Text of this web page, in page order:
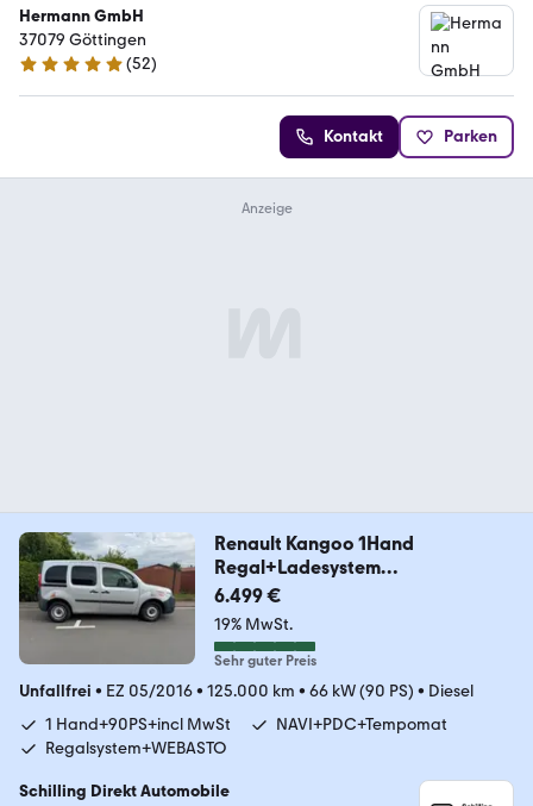
Hermann GmbH
37079 Göttingen
4.8 Sterne
(52)
Kontakt Parken
Renault Kangoo 1Hand
Regal+Ladesystem
NAVI+PDC+Fenster
6.499 €
19% MwSt.
Sehr guter Preis
Unfallfrei • EZ 05/2016• 125.000 km • 66 kW (90 PS) • Diesel
1 Hand+90PS+incl MwSt
NAVI+PDC+Tempomat
Regalsystem+WEBASTO
Schilling Direkt Automobile